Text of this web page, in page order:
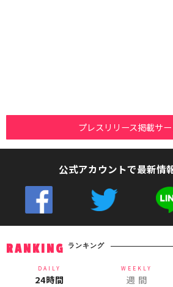
プレスリリース掲載サ
公式アカウントで最新情
RANKING ランキング
DAILY
24時間
WEEKLY
週 間